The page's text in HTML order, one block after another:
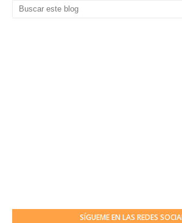
SÍGUEME EN LAS REDES